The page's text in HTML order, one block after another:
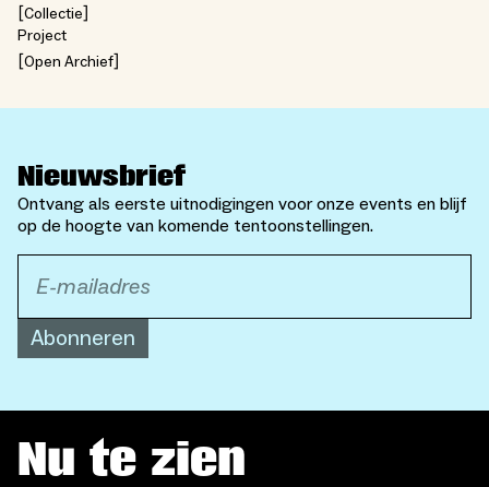
Collectie
Project
Open Archief
Nieuwsbrief
Ontvang als eerste uitnodigingen voor onze events en blijf
op de hoogte van komende tentoonstellingen.
Abonneren
Nu te zien